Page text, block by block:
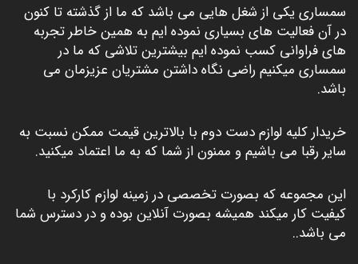
سمساری یکی از شغل هایی می باشد که ما از گذشته تا کنون
در آن فعالیت های بسیاری نموده ایم به همین خاطر تجربه
های فراوانی کسب نموده ایم بیشترین تلاشی که ما در
سمساری میکنیم راضی نگاه داشتن مشتریان عزیزمان می
باشد.
خریدار کلیه لوازم دست دوم با بالاترین قیمت ممکن نسبت به
سایر رقبا می باشیم و ممنون از شما که به ما اعتماد میکنید.
این مجموعه که بصورت تخصصی در زمینه لوازم کارکرد با
کیفیت کار میکند همیشه بصورت آنلاین بوده و در دسترس شما
می باشد..